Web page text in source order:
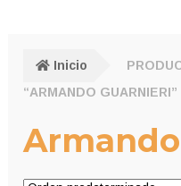
Inicio
“ARMANDO GUARNIERI”